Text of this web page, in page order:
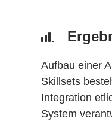
Aufbau einer
Skillsets
Integration
System